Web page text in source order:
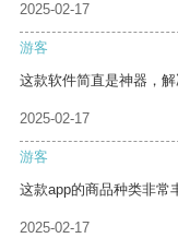
2025-02-17
游客
这款软件简直是神器，解
2025-02-17
游客
这款app的商品种类非常
2025-02-17